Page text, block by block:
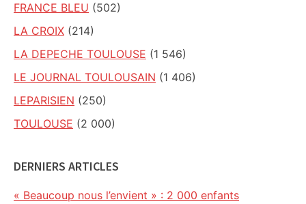
FRANCE BLEU (502)
LA CROIX (214)
LA DEPECHE TOULOUSE (1 546)
LE JOURNAL TOULOUSAIN (1 406)
LEPARISIEN (250)
TOULOUSE (2 000)
DERNIERS ARTICLES
« Beaucoup nous l’envient » : 2 000 enfants